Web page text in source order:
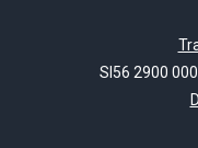
SI56 2900